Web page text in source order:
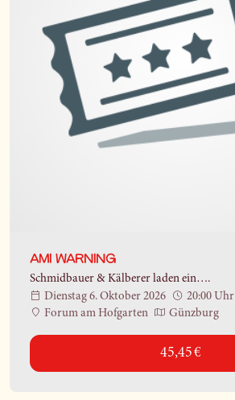
AMI WARNING
Schmidbauer & Kälberer laden ein….
Dienstag 6. Oktober 2026
20:00 Uhr
Forum am Hofgarten
Günzburg
45,45 €